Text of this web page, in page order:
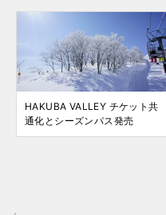
HAKUBA VALLEY チケット共
通化とシーズンパス発売